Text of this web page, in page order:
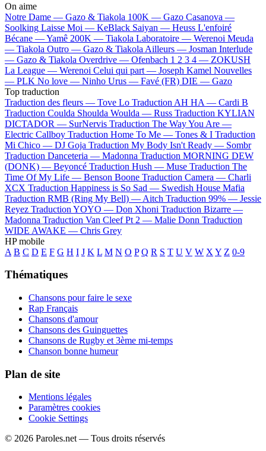
On aime
Notre Dame — Gazo & Tiakola 100K — Gazo Casanova —
Soolking Laisse Moi — KeBlack Saiyan — Heuss L'enfoiré
Bécane —Yamê 200K — Tiakola Laboratoire — Werenoi Meuda
— Tiakola Outro — Gazo & Tiakola Ailleurs — Josman Interlude
— Gazo & Tiakola Overdrive — Ofenbach 1 2 3 4 — ZOKUSH
La League — Werenoi Celui qui part — Joseph Kamel Nouvelles
— PLK No love — Ninho Urus — Favé (FR) DIE — Gazo
Top traduction
Traduction des fleurs — Tove Lo Traduction AH HA — Cardi B
Traduction Coulda Shoulda Woulda — Russ Traduction KYLIAN
DICTADOR — SurNervis Traduction The Way You Are —
Electric Callboy Traduction Home To Me — Tones & I Traduction
Mi Chico — DJ Goja Traduction My Body Isn't Ready — Sombr
Traduction Danceteria — Madonna Traduction MORNING DEW
(DONK) — Beyoncé Traduction Hush — Muse Traduction The
Time Of My Life — Benson Boone Traduction Camera — Charli
XCX Traduction Happiness is So Sad — Swedish House Mafia
Traduction RMB (Ring My Bell) — Aitch Traduction 99% — Jessie
Reyez Traduction YOYO — Don Xhoni Traduction Bizarre —
Madonna Traduction Van Cleef Pt 2 — Malie Donn Traduction
WIDE AWAKE — Chris Grey
HP mobile
A B C D E F G H I J K L M N O P Q R S T U V W X Y Z 0-9
Thématiques
Chansons pour faire le sexe
Rap Français
Chansons d'amour
Chansons des Guinguettes
Chansons de Rugby et 3ème mi-temps
Chanson bonne humeur
Plan de site
Mentions légales
Paramètres cookies
Cookie Settings
© 2026 Paroles.net — Tous droits réservés